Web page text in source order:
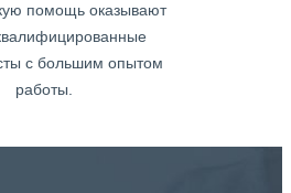
помощь оказывают
с большим опытом
работы.